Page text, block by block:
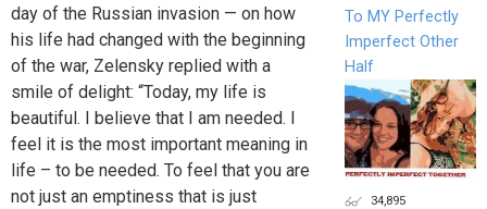
day of the Russian invasion — on how
his life had changed with the beginning
of the war, Zelensky replied with a
smile of delight: “Today, my life is
beautiful. I believe that I am needed. I
feel it is the most important meaning in
life – to be needed. To feel that you are
not just an emptiness that is just
To MY Perfectly
Imperfect Other
Half
34,895